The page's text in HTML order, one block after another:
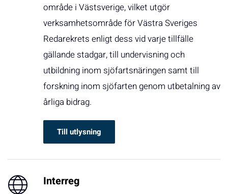
område i Västsverige, vilket utgör
verksamhetsområde för Västra Sveriges
Redarekrets enligt dess vid varje tillfälle
gällande stadgar, till undervisning och
utbildning inom sjöfartsnäringen samt till
forskning inom sjöfarten genom utbetalning av
årliga bidrag.
Till utlysning
Interreg